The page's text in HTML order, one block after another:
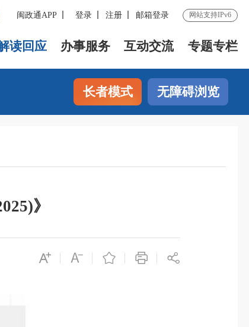
闽政通APP 登录 注册 邮箱登录 网站支持IPv6
读回应 办事服务 互动交流 专题专栏
长者模式 无障碍浏览
》